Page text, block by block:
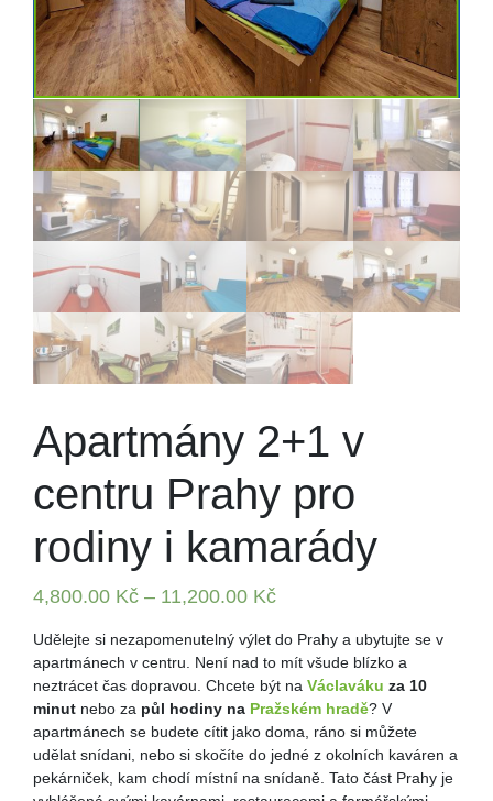
Apartmány 2+1 v
centru Prahy pro
rodiny i kamarády
4,800.00 Kč – 11,200.00 Kč
Udělejte si nezapomenutelný výlet do Prahy a ubytujte se v
apartmánech v centru. Není nad to mít všude blízko a
neztrácet čas dopravou. Chcete být na Václaváku za 10
minut nebo za půl hodiny na Pražském hradě? V
apartmánech se budete cítit jako doma, ráno si můžete
udělat snídani, nebo si skočíte do jedné z okolních kaváren a
pekárniček, kam chodí místní na snídaně. Tato část Prahy je